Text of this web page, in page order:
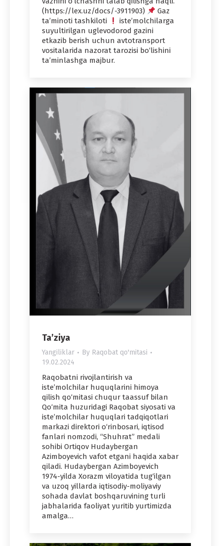
(https://lex.uz/docs/-3911903)
Gaz
ta’minoti tashkiloti
iste’molchilarga
suyultirilgan uglevodorod gazini
еtkazib berish uchun avtotransport
vositalarida nazorat tarozisi bo‘lishini
ta’minlashga majbur.
Ta’ziya
Yangiliklar By Raqobat qo'mitasi
19.02.2024
Raqobatni rivojlantirish va
iste’molchilar huquqlarini himoya
qilish qo‘mitasi chuqur taassuf bilan
Qo‘mita huzuridagi Raqobat siyosati va
iste’molchilar huquqlari tadqiqotlari
markazi direktori o‘rinbosari, iqtisod
fanlari nomzodi, “Shuhrat” medali
sohibi Ortiqov Hudaybergan
Azimboyevich vafot etgani haqida xabar
qiladi. Hudaybergan Azimboyevich
1974-yilda Xorazm viloyatida tug‘ilgan
va uzoq yillarda iqtisodiy-moliyaviy
sohada davlat boshqaruvining turli
jabhalarida faoliyat yuritib yurtimizda
amalga…